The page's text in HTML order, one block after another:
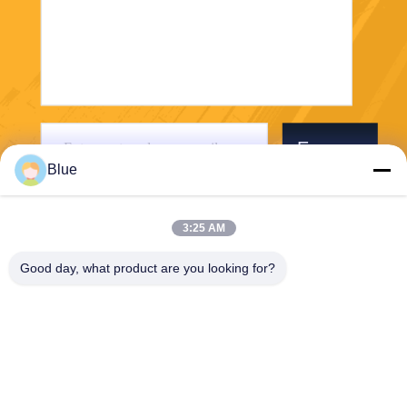
Envoyer
Blue
3:25 AM
Good day, what product are you looking for?